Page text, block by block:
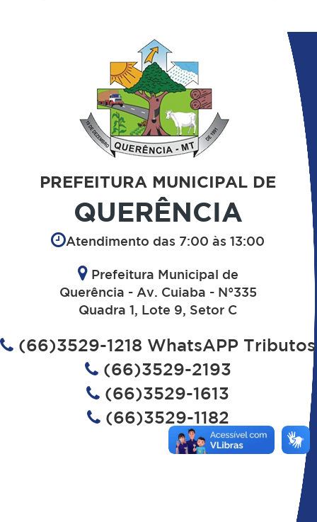
PREFEITURA MUNICIPAL DE
QUERÊNCIA
Atendimento das 7:00 às 13:00
Prefeitura Municipal de
Querência - Av. Cuiaba - N°335
Quadra 1, Lote 9, Setor C
(66)3529-1218 WhatsAPP Tributos
(66)3529-2193
(66)3529-1613
(66)3529-1182